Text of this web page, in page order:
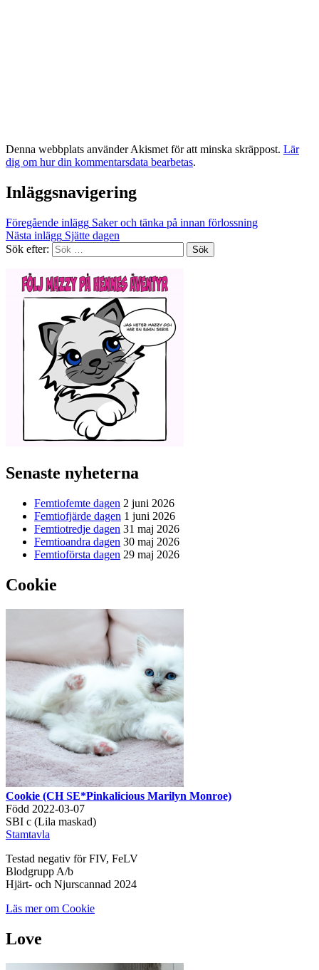
Denna webbplats använder Akismet för att minska skräppost. Lär
dig om hur din kommentarsdata bearbetas.
Inläggsnavigering
Föregående inlägg Saker och tänka på innan förlossning
Nästa inlägg Sjätte dagen
Sök efter:
Senaste nyheterna
Femtiofemte dagen 2 juni 2026
Femtiofjärde dagen 1 juni 2026
Femtiotredje dagen 31 maj 2026
Femtioandra dagen 30 maj 2026
Femtioförsta dagen 29 maj 2026
Cookie
Cookie (CH SE*Pinkalicious Marilyn Monroe)
Född 2022-03-07
SBI c (Lila maskad)
Stamtavla
Testad negativ för FIV, FeLV
Blodgrupp A/b
Hjärt- och Njurscannad 2024
Läs mer om Cookie
Love